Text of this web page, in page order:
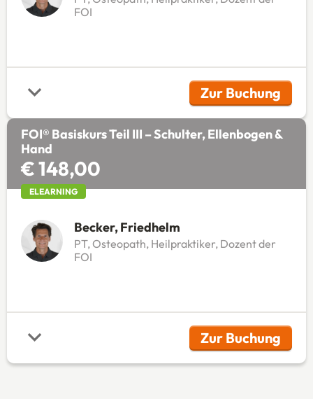
FOI
Zur Buchung
(Öffnet in
FOI® Basiskurs Teil III – Schulter, Ellenbogen &
Hand
€ 148,00
ELEARNING
Becker, Friedhelm
PT, Osteopath, Heilpraktiker, Dozent der
FOI
Zur Buchung
(Öffnet in